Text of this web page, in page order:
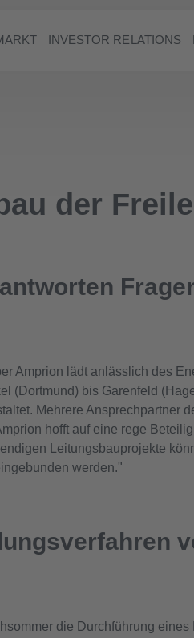
INVESTOR RELATIONS
der
Amprion lädt anlässlich des
(Dortmund) bis Garenfeld
Mehrere Ansprechpartner
hofft auf eine rege
Leitungsbauprojekte
werden."
die Durchführung